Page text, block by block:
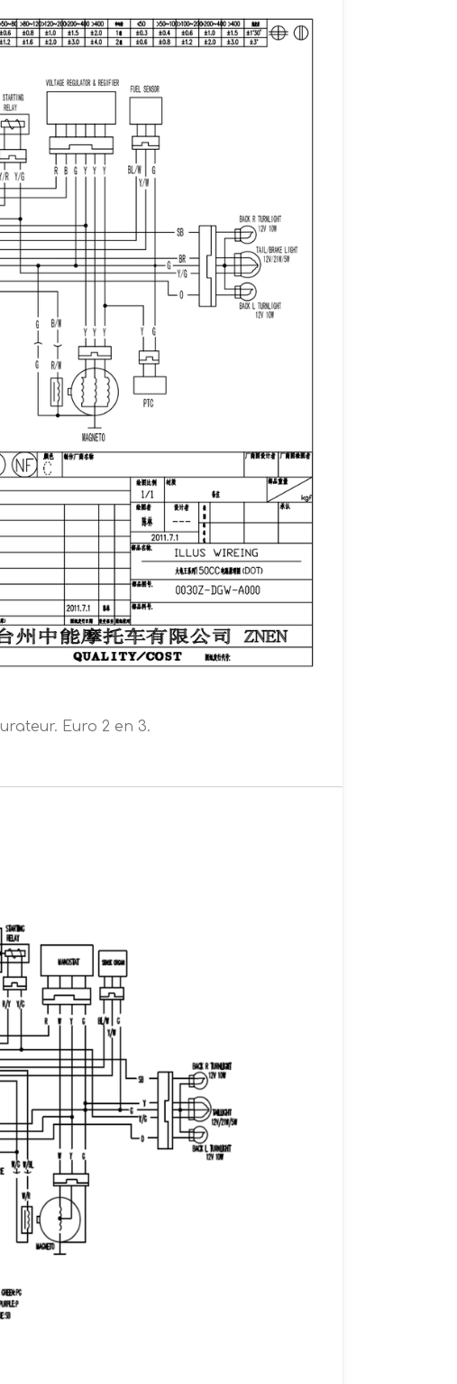
Euro 2 en 3.